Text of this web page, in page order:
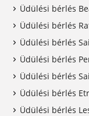
Üdülési bérlés
Üdülési bérlés
Üdülési bérlés
Üdülési bérlés
Üdülési bérlés
Üdülési bérlés
Üdülési bérlés